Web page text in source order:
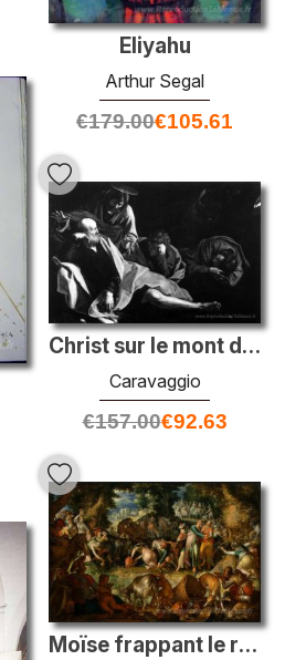
Eliyahu
Arthur Segal
€179.00€105.61
Christ sur le mont des olives
Caravaggio
€157.00€92.63
Moïse frappant le rocher